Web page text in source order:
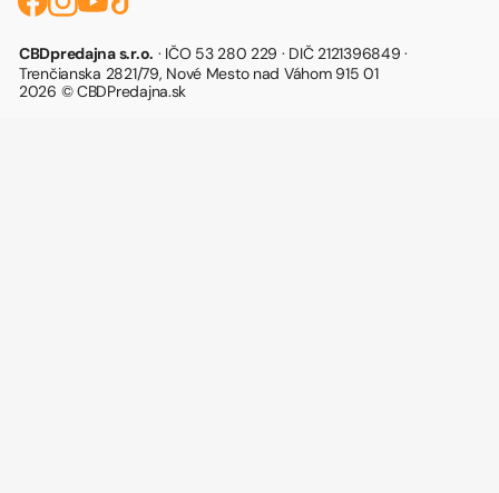
CBDpredajna s.r.o. · IČO 53 280 229 · DIČ 2121396849 ·
Trenčianska 2821/79, Nové Mesto nad Váhom 915 01
2026 © CBDPredajna.sk